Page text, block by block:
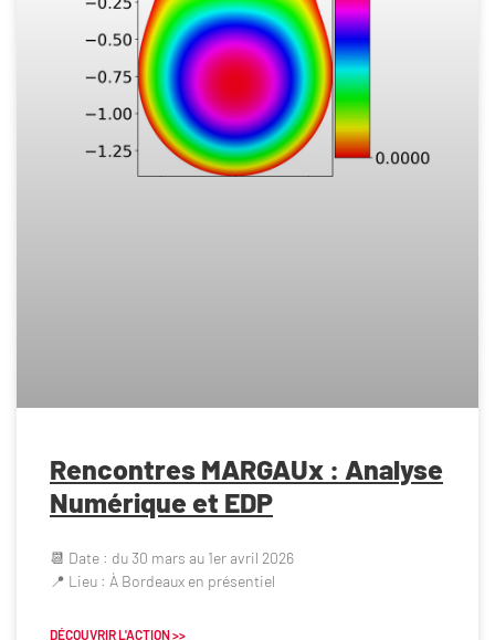
Rencontres MARGAUx : Analyse
Numérique et EDP
📆 Date : du 30 mars au 1er avril 2026
📍 Lieu : À Bordeaux en présentiel
DÉCOUVRIR L'ACTION >>